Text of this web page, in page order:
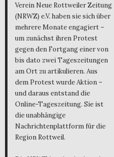
Verein Neue Rottweiler Zeitung
(NRWZ) e.V. haben sie sich über
mehrere Monate engagiert –
um zunächst ihren Protest
gegen den Fortgang einer von
bis dato zwei Tageszeitungen
am Ort zu artikulieren. Aus
dem Protest wurde Aktion –
und daraus entstand die
Online-Tageszeitung. Sie ist
die unabhängige
Nachrichtenplattform für die
Region Rottweil.